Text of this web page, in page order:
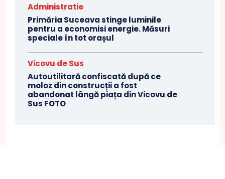
Administratie
Primăria Suceava stinge luminile
pentru a economisi energie. Măsuri
speciale în tot orașul
Vicovu de Sus
Autoutilitară confiscată după ce
moloz din construcții a fost
abandonat lângă piața din Vicovu de
Sus FOTO